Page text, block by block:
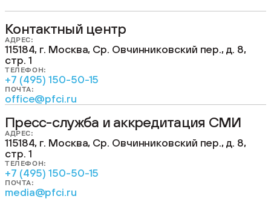
Контактный центр
АДРЕС:
115184, г. Москва, Ср. Овчинниковский пер., д. 8,
стр. 1
ТЕЛЕФОН:
+7 (495) 150-50-15
ПОЧТА:
office@pfci.ru
Пресс-служба и аккредитация СМИ
АДРЕС:
115184, г. Москва, Ср. Овчинниковский пер., д. 8,
стр. 1
ТЕЛЕФОН:
+7 (495) 150-50-15
ПОЧТА:
media@pfci.ru